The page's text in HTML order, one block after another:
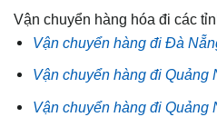
Vận chuyển hàng hóa đi các
Vận chuyển hàng đi Đà
Vận chuyển hàng đi Quảng
Vận chuyển hàng đi Quảng